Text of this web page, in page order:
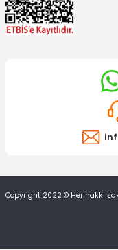
Copyright 2022 © Her hakkı